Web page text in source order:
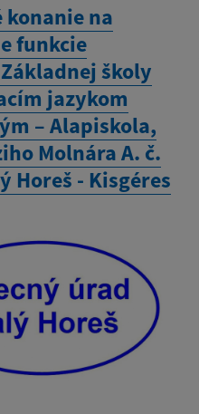
na
funkcie
školy
jazykom
– Alapiskola,
Molnára A. č.
Horeš - Kisgéres